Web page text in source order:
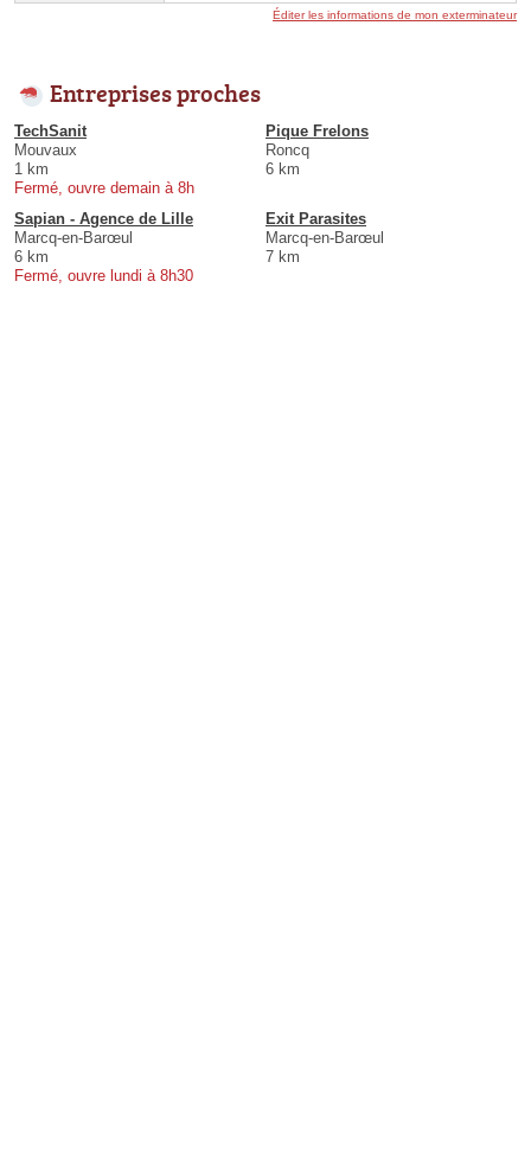
Éditer les informations de mon exterminateur
Entreprises proches
TechSanit
Mouvaux
1 km
Fermé, ouvre demain à 8h
Pique Frelons
Roncq
6 km
Sapian - Agence de Lille
Marcq-en-Barœul
6 km
Fermé, ouvre lundi à 8h30
Exit Parasites
Marcq-en-Barœul
7 km